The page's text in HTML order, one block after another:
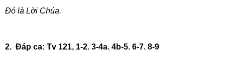
Đó là Lời Chúa.
2. Đáp ca: Tv 121, 1-2. 3-4a. 4b-5. 6-7. 8-9